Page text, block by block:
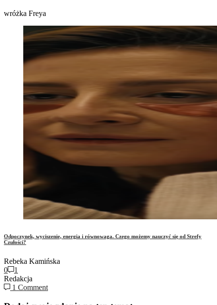
wróżka Freya
Odpoczynek, wyciszenie, energia i równowaga. Czego możemy nauczyć się od Strefy
Czułości?
Rebeka Kamińska
0
1
Redakcja
1 Comment